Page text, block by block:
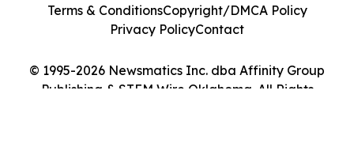
© 1995-2026 Newsmatics Inc. dba Affinity Group
Publishing & STEM Wire Oklahoma. All Rights
Terms & ConditionsCopyright/DMCA Policy
Privacy PolicyContact